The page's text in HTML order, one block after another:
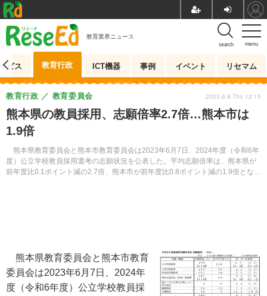
menu
search
教育業界ニュース
ビス 教育行政 ICT機器 事例 イベント リセマム
熊本県の教員採用、志願倍率2.7倍…熊本市は
1.9倍
熊本県教育委員会と熊本市教育委員会は2023年6月7日、2024年度（令和6年
度）公立学校教員採用選考の志願状況を公表した。平均志願倍率は、熊本県が
前年度比0.1ポイント減の2.7倍、熊本市が前年度比0.8ポイント減の1.9倍となっ
教育行政 教育委員会 2023.6.8 Thu 12:15
熊本県教育委員会と熊本市教育
委員会は2023年6月7日、2024年
度（令和6年度）公立学校教員採